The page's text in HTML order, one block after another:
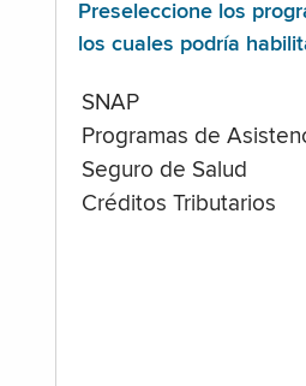
Preseleccione los
los cuales podría
SNAP
Programas de
Seguro de Salud
Créditos Tributarios